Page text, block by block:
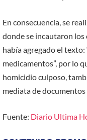
En consecuencia, se
donde se incautaron los
había agregado el texto:
medicamentos”, por lo
homicidio culposo,
mediata de
Fuente: Diario Ultima